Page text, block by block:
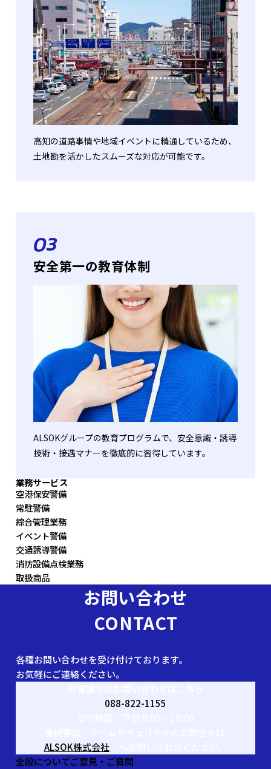
高知の道路事情や地域イベントに精通しているため、
土地勘を活かしたスムーズな対応が可能です。
03
安全第一の教育体制
ALSOKグループの教育プログラムで、安全意識・誘導
技術・接遇マナーを徹底的に習得しています。
業務サービス
空港保安警備
常駐警備
綜合管理業務
イベント警備
交通誘導警備
消防設備点検業務
取扱商品
お問い合わせ
CONTACT
各種お問い合わせを受け付けております。
お気軽にご連絡ください。
088-822-1155
ALSOK株式会社
全般についてご意見・ご質問